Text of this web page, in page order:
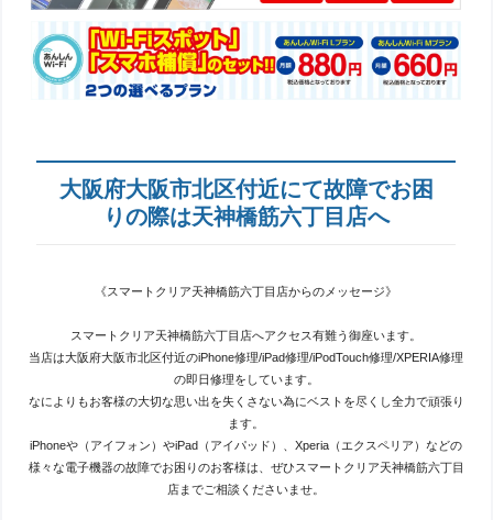
大阪府大阪市北区付近にて故障でお困
りの際は天神橋筋六丁目店へ
《スマートクリア天神橋筋六丁目店からのメッセージ》
スマートクリア天神橋筋六丁目店へアクセス有難う御座います。
当店は大阪府大阪市北区付近のiPhone修理/iPad修理/iPodTouch修理/XPERIA修理
の即日修理をしています。
なによりもお客様の大切な思い出を失くさない為にベストを尽くし全力で頑張り
ます。
iPhoneや（アイフォン）やiPad（アイパッド）、Xperia（エクスペリア）などの
様々な電子機器の故障でお困りのお客様は、ぜひスマートクリア天神橋筋六丁目
店までご相談くださいませ。